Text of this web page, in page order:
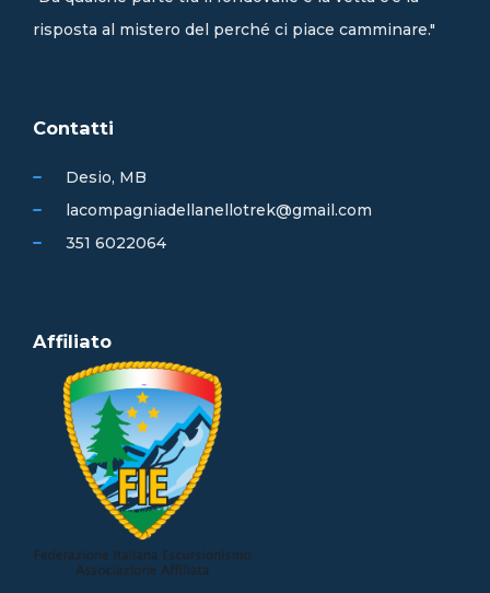
risposta al mistero del perché ci piace camminare."
Contatti
Desio, MB
lacompagniadellanellotrek@gmail.com
351 6022064
Affiliato